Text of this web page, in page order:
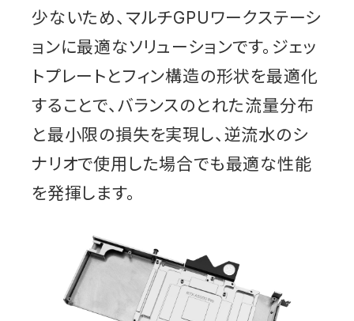
少ないため、マルチGPUワークステーシ
ョンに最適なソリューションです。ジェッ
トプレートとフィン構造の形状を最適化
することで、バランスのとれた流量分布
と最小限の損失を実現し、逆流水のシ
ナリオで使用した場合でも最適な性能
を発揮します。